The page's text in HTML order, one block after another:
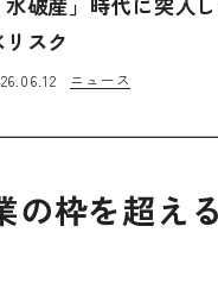
スク
ニュース
の枠を超え